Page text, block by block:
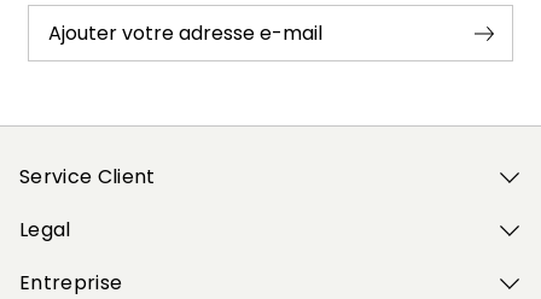
Ajouter votre adresse e-mail
Service Client
Legal
Entreprise